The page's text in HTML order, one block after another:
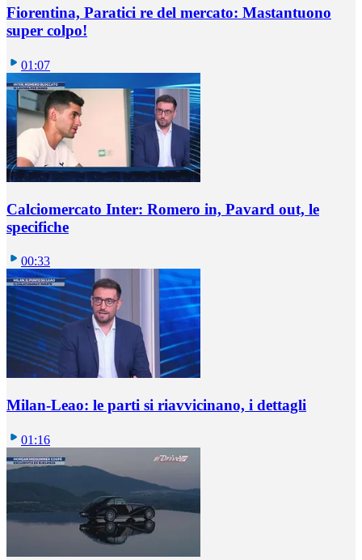
Fiorentina, Paratici re del mercato: Mastantuono
super colpo!
01:07
Calciomercato Inter: Romero in, Pavard out, le
specifiche
00:33
Milan-Leao: le parti si riavvicinano, i dettagli
01:16